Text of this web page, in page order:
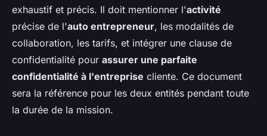
exhaustif et précis. Il doit mentionner l'activité
précise de l'auto entrepreneur, les modalités de
collaboration, les tarifs, et intégrer une clause de
confidentialité pour assurer une parfaite
confidentialité à l'entreprise cliente. Ce document
sera la référence pour les deux entités pendant toute
la durée de la mission.